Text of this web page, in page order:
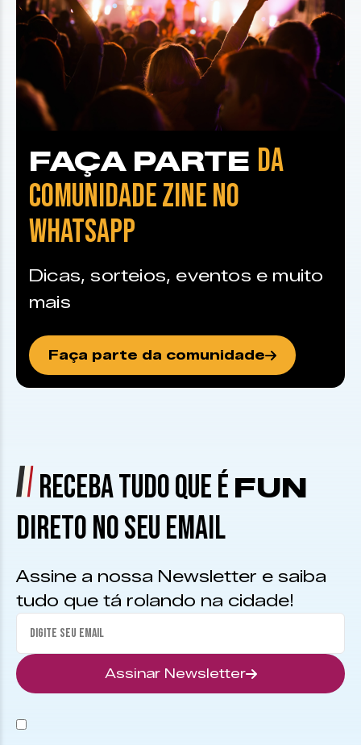
FAÇA PARTE DA
COMUNIDADE ZINE NO
WHATSAPP
Dicas, sorteios, eventos e muito
mais
Faça parte da comunidade
RECEBA TUDO QUE É FUN
DIRETO NO SEU EMAIL
Assine a nossa Newsletter e saiba
tudo que tá rolando na cidade!
Assinar Newsletter